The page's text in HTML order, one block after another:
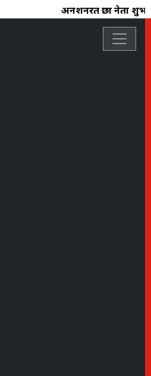
अनशनरत छात्र नेता